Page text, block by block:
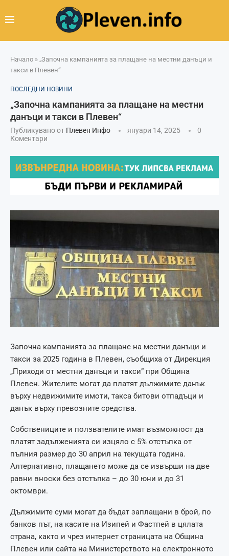
Начало » „Започна кампанията за плащане на местни данъци и
такси в Плевен“
ПОСЛЕДНИ НОВИНИ
„Започна кампанията за плащане на местни
данъци и такси в Плевен“
Публикувано от Плевен Инфо януари 14, 2025
0
Коментари
Започна кампанията за плащане на местни данъци и
такси за 2025 година в Плевен, съобщиха от Дирекция
„Приходи от местни данъци и такси” при Община
Плевен. Жителите могат да платят дължимите данък
върху недвижимите имоти, такса битови отпадъци и
данък върху превозните средства.
Собствениците и ползвателите имат възможност да
платят задълженията си изцяло с 5% отстъпка от
пълния размер до 30 април на текущата година.
Алтернативно, плащането може да се извърши на две
равни вноски без отстъпка – до 30 юни и до 31
октомври.
Дължимите суми могат да бъдат заплащани в брой, по
банков път, на касите на Изипей и Фастпей в цялата
страна, както и чрез интернет страницата на Община
Плевен или сайта на Министерството на електронното